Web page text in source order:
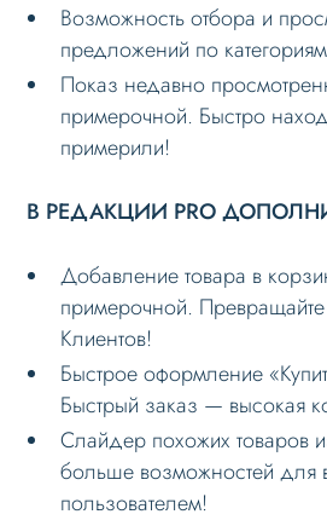
Возможность отбора и
предложений по
Показ недавно
примерочной. Быстро
примерили!
В РЕДАКЦИИ PRO
Добавление товара в
примерочной.
Клиентов!
Быстрое оформление
Быстрый заказ — высокая
Слайдер похожих товаров
больше возможностей для
пользователем!